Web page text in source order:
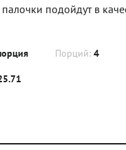
подойдут в
Порций: 4